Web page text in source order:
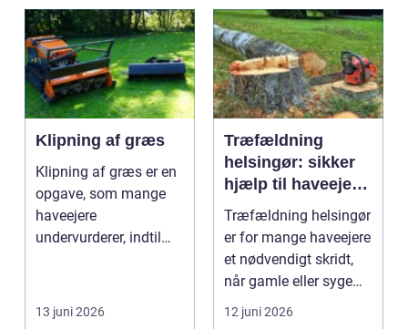
Klipning af græs
Klipning af græs er en
opgave, som mange
haveejere
undervurderer, indtil
13 juni 2026
Træfældning
helsingør: sikker
hjælp til haveejere
og virksomheder
Træfældning helsingør
er for mange haveejere
et nødvendigt skridt,
når gamle eller syge
træer skaber...
12 juni 2026